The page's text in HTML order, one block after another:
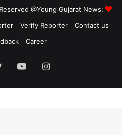
@Young Gujarat News:
Verify Reporter
Contact us
Career
TwitterYouTubeInstagram